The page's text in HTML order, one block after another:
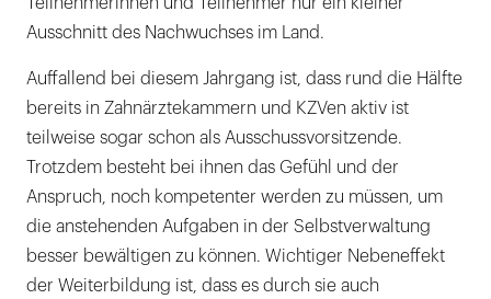
Teilnehmerinnen und Teilnehmer nur ein kleiner
Ausschnitt des Nachwuchses im Land.
Auffallend bei diesem Jahrgang ist, dass rund die Hälfte
bereits in Zahnärztekammern und KZVen aktiv ist
teilweise sogar schon als Ausschussvorsitzende.
Trotzdem besteht bei ihnen das Gefühl und der
Anspruch, noch kompetenter werden zu müssen, um
die anstehenden Aufgaben in der Selbstverwaltung
besser bewältigen zu können. Wichtiger Nebeneffekt
der Weiterbildung ist, dass es durch sie auch